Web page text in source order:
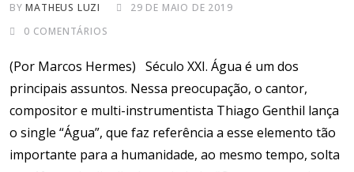
BYMATHEUS LUZI
29 DE MAIO DE 2019
0 COMENTÁRIOS
(Por Marcos Hermes) Século XXI. Água é um dos
principais assuntos. Nessa preocupação, o cantor,
compositor e multi-instrumentista Thiago Genthil lança
o single “Água”, que faz referência a esse elemento tão
importante para a humanidade, ao mesmo tempo, solta